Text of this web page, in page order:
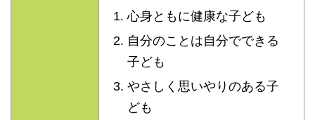
心身ともに健康な子ども
自分のことは自分でできる
子ども
やさしく思いやりのある子
ども